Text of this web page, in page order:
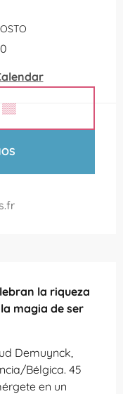
▒▒
la riqueza
magia de ser
Demuynck,
Bélgica. 45
en un